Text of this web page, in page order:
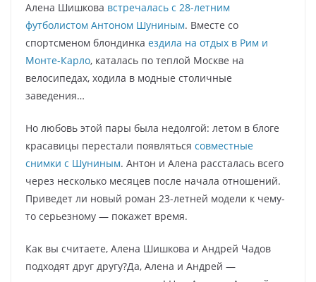
Алена Шишкова встречалась с 28-летним
футболистом Антоном Шуниным. Вместе со
спортсменом блондинка ездила на отдых в Рим и
Монте-Карло, каталась по теплой Москве на
велосипедах, ходила в модные столичные
заведения…
Но любовь этой пары была недолгой: летом в блоге
красавицы перестали появляться совместные
снимки с Шуниным. Антон и Алена рассталась всего
через несколько месяцев после начала отношений.
Приведет ли новый роман 23-летней модели к чему-
то серьезному — покажет время.
Как вы считаете, Алена Шишкова и Андрей Чадов
подходят друг другу?Да, Алена и Андрей —